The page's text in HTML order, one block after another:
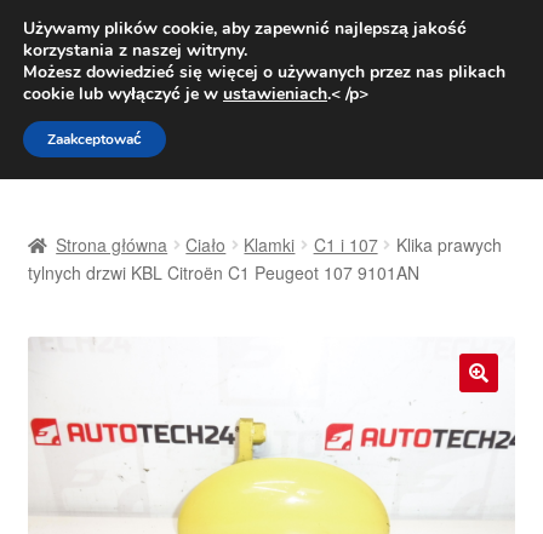
DOSTAWA od 31 zł
Pn.-pt. 9:00-16:00800 003 167
Przejdź
do
nawigacji
Przejdź
do
treści
Dostawa
O nas
Strona główna Ciało Klamki C1 i 107
Klika prawych
tylnych drzwi KBL Citroën C1 Peugeot 107 9101AN
🔍
Używamy plików cookie, aby zapewnić najlepszą jakość
korzystania z naszej witryny.
Możesz dowiedzieć się więcej o używanych przez nas plikach
cookie lub wyłączyć je w ustawieniach.< /p>
Zaakceptować